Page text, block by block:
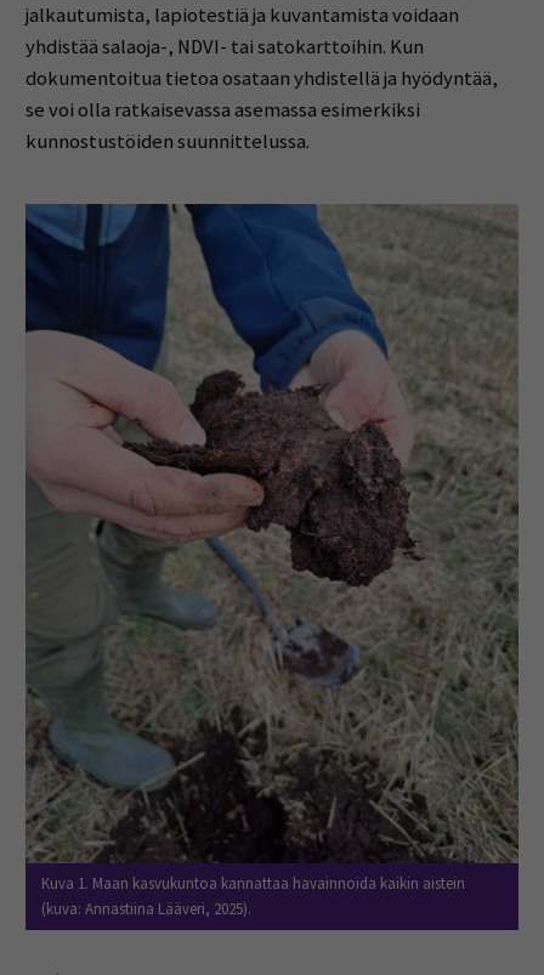
jalkautumista, lapiotestiä ja kuvantamista voidaan
yhdistää salaoja-, NDVI- tai satokarttoihin. Kun
dokumentoitua tietoa osataan yhdistellä ja hyödyntää,
se voi olla ratkaisevassa asemassa esimerkiksi
kunnostustöiden suunnittelussa.
Kuva 1. Maan kasvukuntoa kannattaa havainnoida kaikin aistein
(kuva: Annastiina Lääveri, 2025).